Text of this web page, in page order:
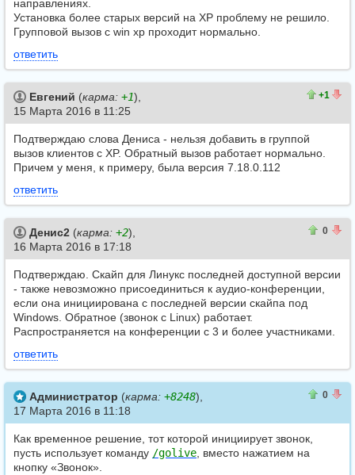
направлениях.
Установка более старых версий на XP проблему не решило.
Групповой вызов с win xp проходит нормально.
ответить
+1
Евгений (карма: +1),
15 Марта 2016 в 11:25
Подтверждаю слова Дениса - нельзя добавить в группой
вызов клиентов с XP. Обратный вызов работает нормально.
Причем у меня, к примеру, была версия 7.18.0.112
ответить
0
Денис2 (карма: +2),
16 Марта 2016 в 17:18
Подтверждаю. Скайп для Линукс последней доступной версии
- также невозможно присоединиться к аудио-конференции,
если она инициирована с последней версии скайпа под
Windows. Обратное (звонок с Linux) работает.
Распространяется на конференции с 3 и более участниками.
ответить
0
Администратор (карма: +8248),
17 Марта 2016 в 11:18
Как временное решение, тот которой инициирует звонок,
пусть использует команду /golive, вместо нажатием на
кнопку «Звонок».